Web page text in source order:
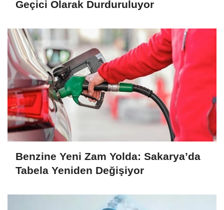
Geçici Olarak Durduruluyor
Benzine Yeni Zam Yolda: Sakarya’da
Tabela Yeniden Değişiyor